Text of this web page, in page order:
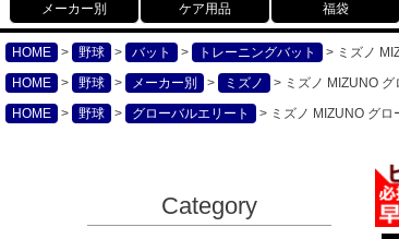
メーカー別
ケア用品 福袋
HOME 野球 バット トレーニングバット
ミズノ
HOME
野球 メーカー別 ミズノ
ミズノ MIZUNO
HOME
野球 グローバルエリート ミズノ MIZUNO グ
Category